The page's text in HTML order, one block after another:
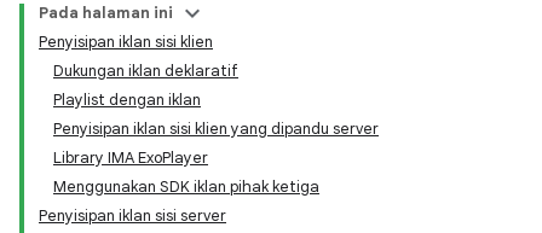
Pada halaman ini
Penyisipan iklan sisi klien
Dukungan iklan deklaratif
Playlist dengan iklan
Penyisipan iklan sisi klien yang dipandu server
Library IMA ExoPlayer
Menggunakan SDK iklan pihak ketiga
Penyisipan iklan sisi server